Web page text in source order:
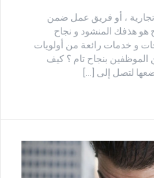
، أو فريق عمل ضمن
هذفك المنشود و نجاح
و خدمات رائعة من أولويات
بنجاح تام ؟ كيف
لتصل إلى […]